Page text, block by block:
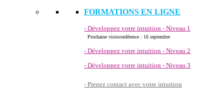
FORMATIONS EN LIGNE
- Développez votre intuition - Niveau 1
Prochaine visioconférence : 16 septembre
- Développez votre intuition - Niveau 2
- Développez votre intuition - Niveau 3
- Prenez contact avec votre intuition